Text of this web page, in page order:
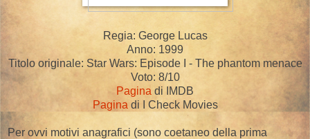
Regia: George Lucas
Anno: 1999
Titolo originale: Star Wars: Episode I - The phantom menace
Voto: 8/10
Pagina di IMDB
Pagina di I Check Movies
Per ovvi motivi anagrafici (sono coetaneo della prima